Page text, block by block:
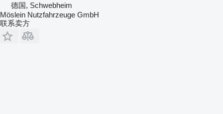
德国, Schwebheim
Möslein Nutzfahrzeuge GmbH
联系卖方